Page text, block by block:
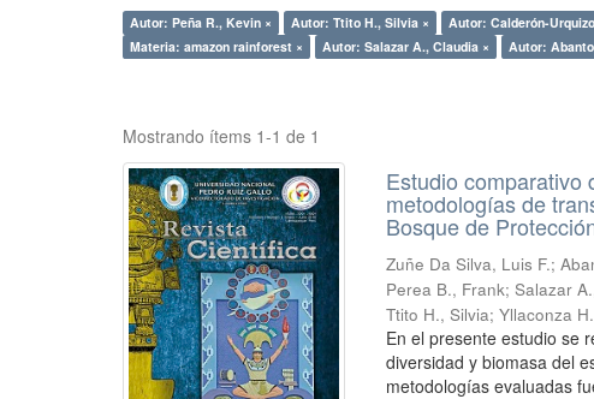
Autor: Peña R., Kevin × Autor: Ttito H., Silvia × Autor: Calderón-
Materia: amazon rainforest ×
Autor: Salazar A., Claudia × Autor:
Mostrando ítems 1-1 de 1
Estudio comparativo
metodologías de
Bosque de
Zuñe Da Silva, Luis F.;
Perea B., Frank;Salazar
Ttito H., Silvia;Yllaconza
En el presente estudio se
diversidad y biomasa del
metodologías evaluadas